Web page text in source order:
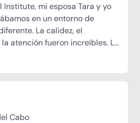
Institute, mi esposa Tara y yo
en un entorno de
La calidez, el
atención fueron increíbles. Lo
verdaderamente al LMI
de nuestro cuerpo. A partir de
un protocolo
exclusivamente en
Cabo